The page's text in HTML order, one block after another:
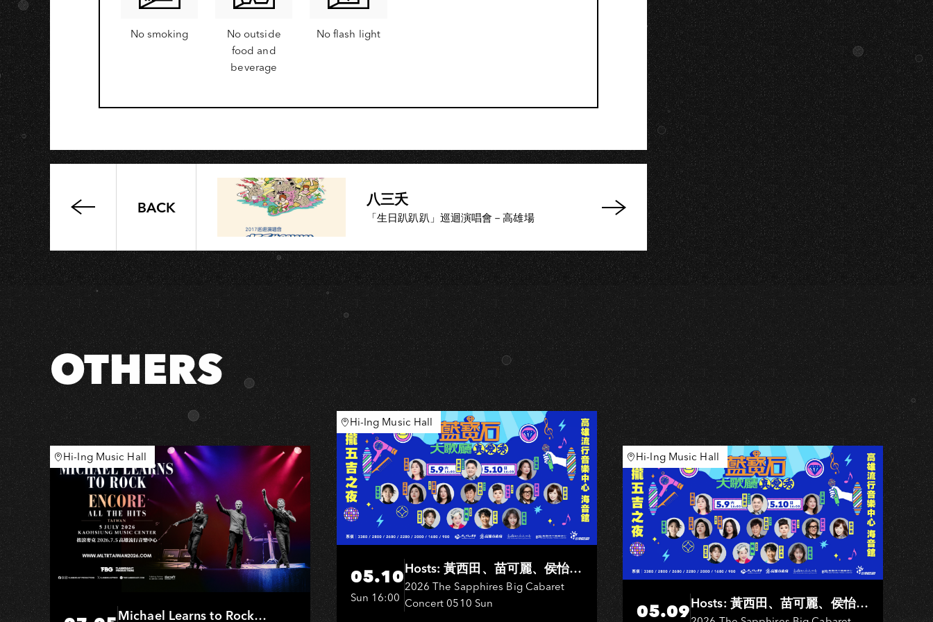
No smoking
No outside
food and
beverage
No flash light
專
場
發
售
台
灣
巡
迴
－
高
雄
場
BACK 八三夭
「生日趴趴趴」巡迴演唱會－高雄場
OTHERS
Hi-Ing Music Hall
Michael Learns to Rock
Hi-Ing Music Hall
05.10
Sun 16:00
Hosts: 黃西田、苗可麗、侯怡
君．Entertainers: 葉啟田、鳥來
嬤-吳敏、王彩樺、王瑞霞、吳
2026 The Sapphires Big Cabaret
Concert 0510 Sun
Hi-Ing Music Hall
05.09Hosts: 黃西田、苗可麗、侯怡